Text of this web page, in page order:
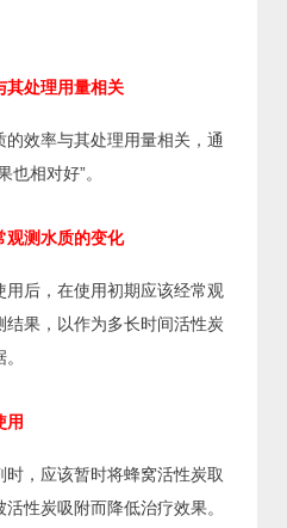
其处理用量相关
效率与其处理用量相关，通
也相对好”。
观测水质的变化
用后，在使用初期应该经常观
果，以作为多长时间活性炭
用
，应该暂时将蜂窝活性炭取
性炭吸附而降低治疗效果。